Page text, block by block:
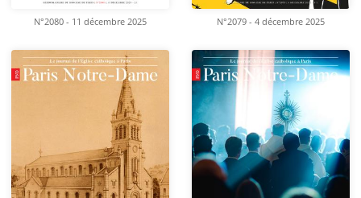
N°2080 - 11 décembre 2025 N°2079 - 4 décembre 2025